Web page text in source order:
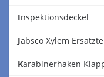
Inspektionsdeckel
Jabsco Xylem
Karabinerhaken